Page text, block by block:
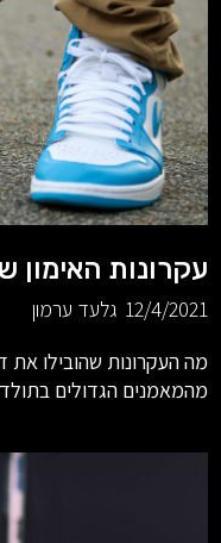
עקרונות האימון
12/4/2021 גלעד ערמון
מה העקרונות שהובילו את
מהמאמנים הגדולים